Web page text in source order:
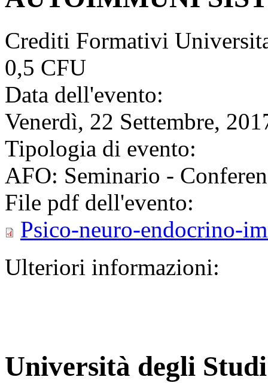
Crediti Formativi
0,5 CFU
Data dell'evento:
Venerdì, 22 Settembre,
Tipologia di evento:
AFO: Seminario -
File pdf dell'evento:
Psico-neuro-endocrino-
Ulteriori informazioni:
Università degli